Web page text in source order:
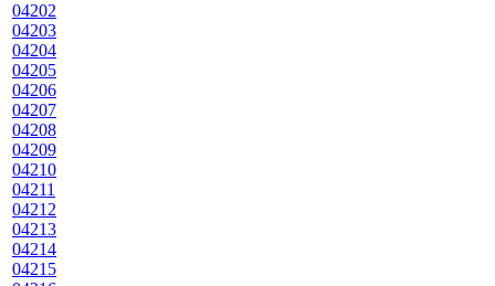
04202
04203
04204
04205
04206
04207
04208
04209
04210
04211
04212
04213
04214
04215